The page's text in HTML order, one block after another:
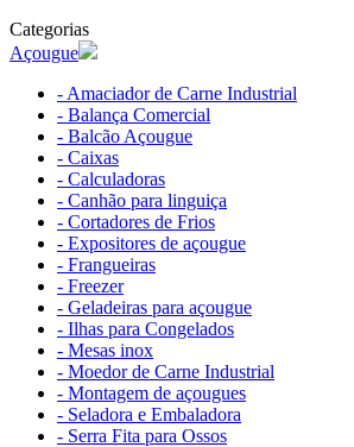
Categorias
Açougue
- Amaciador de Carne Industrial
- Balança Comercial
- Balcão Açougue
- Caixas
- Calculadoras
- Canhão para linguiça
- Cortadores de Frios
- Expositores de açougue
- Frangueiras
- Freezer
- Geladeiras para açougue
- Ilhas para Congelados
- Mesas inox
- Moedor de Carne Industrial
- Montagem de açougues
- Seladora e Embaladora
- Serra Fita para Ossos